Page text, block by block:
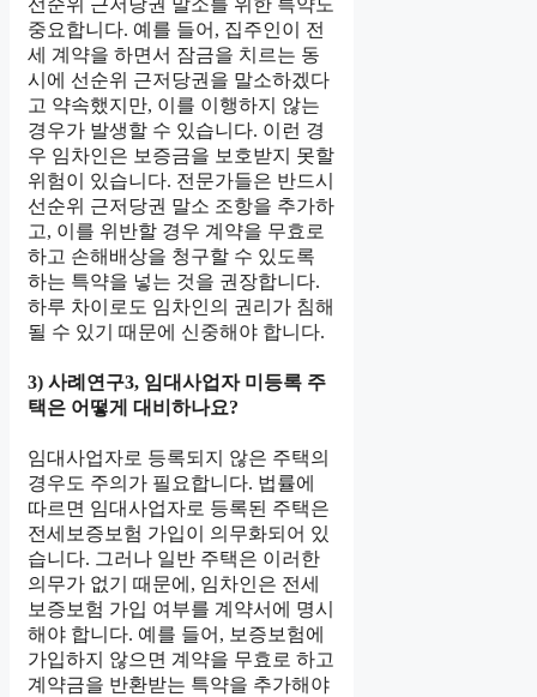
중요합니다. 예를 들어, 집주인이 전
세 계약을 하면서 잠금을 치르는 동
시에 선순위 근저당권을 말소하겠다
고 약속했지만, 이를 이행하지 않는
경우가 발생할 수 있습니다. 이런 경
우 임차인은 보증금을 보호받지 못할
위험이 있습니다. 전문가들은 반드시
선순위 근저당권 말소 조항을 추가하
고, 이를 위반할 경우 계약을 무효로
하고 손해배상을 청구할 수 있도록
하는 특약을 넣는 것을 권장합니다.
하루 차이로도 임차인의 권리가 침해
될 수 있기 때문에 신중해야 합니다.
3) 사례연구3, 임대사업자 미등록 주
택은 어떻게 대비하나요?
임대사업자로 등록되지 않은 주택의
경우도 주의가 필요합니다. 법률에
따르면 임대사업자로 등록된 주택은
전세보증보험 가입이 의무화되어 있
습니다. 그러나 일반 주택은 이러한
의무가 없기 때문에, 임차인은 전세
보증보험 가입 여부를 계약서에 명시
해야 합니다. 예를 들어, 보증보험에
가입하지 않으면 계약을 무효로 하고
계약금을 반환받는 특약을 추가해야